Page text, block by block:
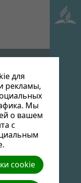
Автор:
|
для
рекламы,
Мы
о вашем
с
cookie